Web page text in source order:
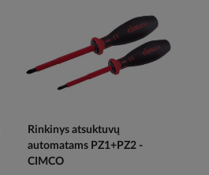
Rinkinys atsuktuvų
automatams PZ1+PZ2 -
CIMCO